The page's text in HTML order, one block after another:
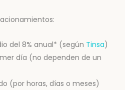
del 8% anual* (según Tinsa)
día (no dependen de un
(por horas, días o meses)